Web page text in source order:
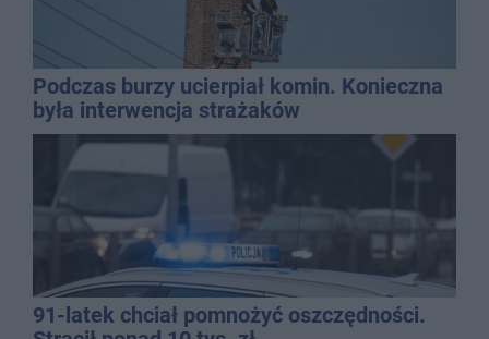
Podczas burzy ucierpiał komin. Konieczna
była interwencja strażaków
91-latek chciał pomnożyć oszczędności.